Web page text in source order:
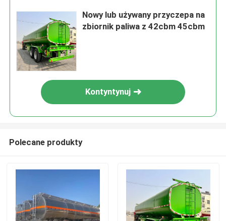
Nowy lub używany przyczepa na
zbiornik paliwa z 42cbm 45cbm
Kontyntynuj
Polecane produkty